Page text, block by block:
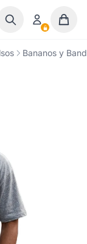
Bananos y